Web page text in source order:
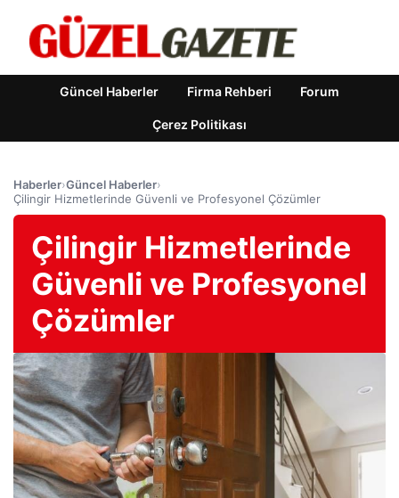
Güncel Haberler Firma Rehberi Forum
Çerez Politikası
Haberler›Güncel Haberler›
Çilingir Hizmetlerinde Güvenli ve Profesyonel Çözümler
Çilingir Hizmetlerinde
Güvenli ve Profesyonel
Çözümler